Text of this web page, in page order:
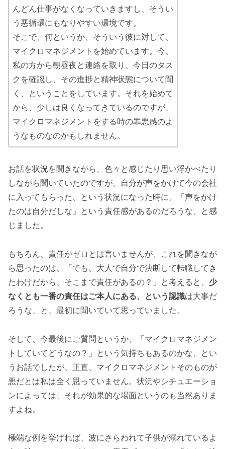
んどん仕事がなくなっていきますし、そうい
う悪循環にもなりやすい環境です。
そこで、何というか、そういう彼に対して、
マイクロマネジメントを始めています。今、
私の方から朝昼夜と連絡を取り、今日のタス
クを確認し、その進捗と精神状態について聞
く、ということをしています。それを始めて
から、少しは良くなってきているのですが、
マイクロマネジメントをする時の罪悪感のよ
うなものなのかもしれません。
お話を状況を聞きながら、色々と感じたり思い浮かべたり
しながら聞いていたのですが、自分が声をかけて今の会社
に入ってもらった、という状況になった時に、「声をかけ
たのは自分だしな」という責任感があるのだろうな、と感
じました。
もちろん、責任がゼロとは言いませんが、これを聞きなが
ら思ったのは、「でも、大人で自分で決断して転職してき
たわけだから、そこまで責任があるの？」と考えると、 少
なくとも一番の責任はご本人にある、という認識は大事だ
ろうな、と、最初に聞いていて思っていました。
そして、今最後にご質問というか、「マイクロマネジメン
トしていてどうなの？」という気持ちもあるのかな、とい
うお話でしたが、正直、マイクロマネジメントそのものが
悪だとは私は全く思っていません。状況やシチュエーショ
ンによっては、それが効果的な場面というのも当然ありま
すよね。
極端な例を挙げれば、波にさらわれて子供が溺れているよ